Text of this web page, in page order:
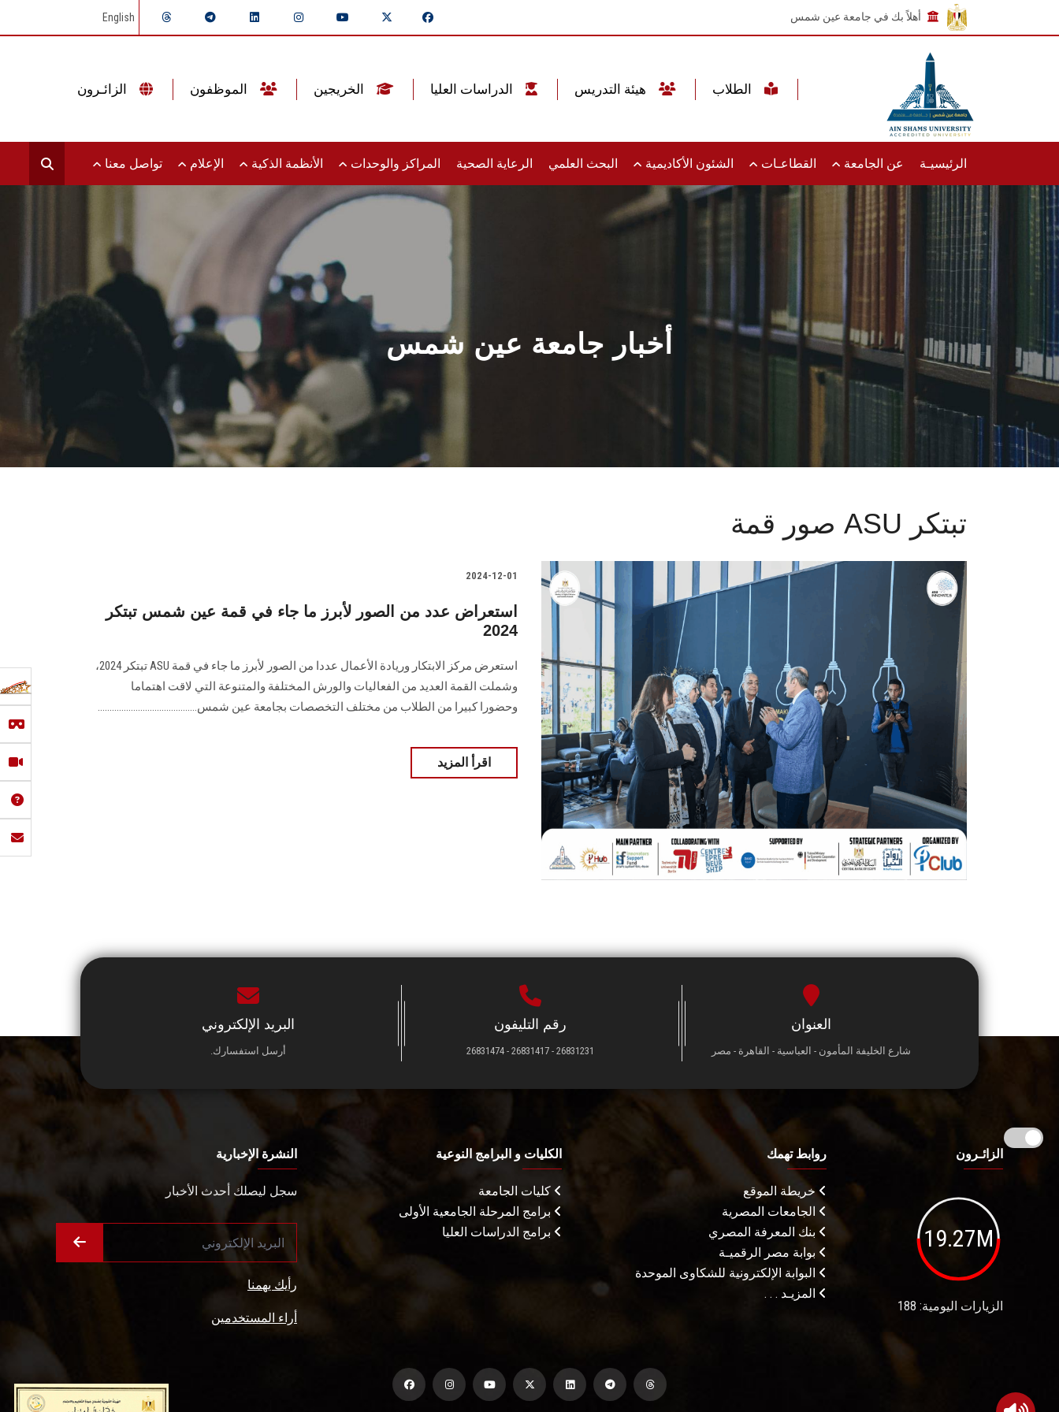
أهلاً بك في جامعة عين شمس English
الرئيسيـة عن الجامعة القطاعـات الشئون الأكاديمية البحث العلمي الرعاية الصحية المراكز والوحدات الأنظمة الذكية الإعلام تواصل معنا
أخبار جامعة عين شمس
صور قمة ASU تبتكر
2024-12-01
استعراض عدد من الصور لأبرز ما جاء في قمة عين شمس تبتكر
2024
استعرض مركز الابتكار وريادة الأعمال عددا من الصور لأبرز ما جاء في قمة‎ ASU ‎تبتكر ‏‏2024‏‎،
وشملت القمة العديد من الفعاليات والورش المختلفة والمتنوعة التي لاقت اهتماما
وحضورا كبيرا ‏من الطلاب من مختلف التخصصات بجامعة عين شمس..........................................
اقرأ المزيد
العنوان
شارع الخليفة المأمون - العباسية - القاهرة - مصر
رقم التليفون
26831231 - 26831417 - 26831474
البريد الإلكتروني
أرسل استفسارك.
الزائـرون
19.27M
الزيارات اليومية: 188
روابط تهمك
خريطة الموقع
الجامعات المصرية
بنك المعرفة المصري
بوابة مصر الرقميـة
البوابة الإلكترونية للشكاوى الموحدة
المزيـد . . .
الكليات و البرامج النوعية
كليات الجامعة
برامج المرحلة الجامعية الأولى
برامج الدراسات العليا
النشرة الإخبارية
سجل ليصلك أحدث الأخبار
رأيك يهمنا
أراء المستخدمين